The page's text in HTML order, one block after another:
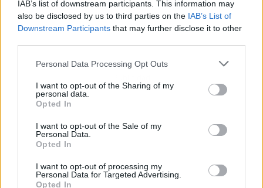
IAB’s list of downstream participants. This information may
also be disclosed by us to third parties on the IAB’s List of
Downstream Participants that may further disclose it to other
Personal Data Processing Opt Outs
I want to opt-out of the Sharing of my
personal data.
Opted In
I want to opt-out of the Sale of my
Personal Data.
Opted In
I want to opt-out of processing my
Personal Data for Targeted Advertising.
Opted In